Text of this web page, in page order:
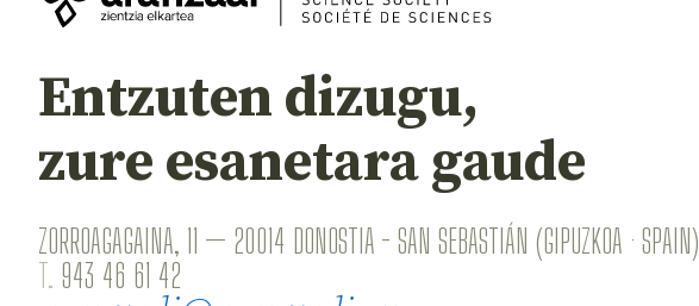
Entzuten dizugu,
zure esanetara gaude
ZORROAGAGAINA, 11 — 20014 DONOSTIA - SAN SEBASTIÁN (GIPUZKOA · SPAIN)
T. 943 46 61 42